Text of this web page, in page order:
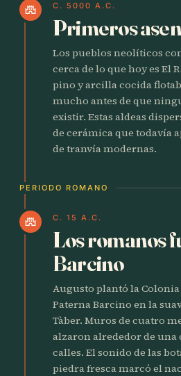
castle C. 5000 A.C.
Primeros
Los pueblos neolíticos
cerca de lo que hoy es El
pino y arcilla cocida
mucho antes de que
existir. Estas aldeas
de cerámica que todavía
de tranvía modernas.
PERIODO ROMANO
castle C. 15 A.C.
Los romanos
Barcino
Augusto plantó la
Paterna Barcino en la
Tàber. Muros de cuatro
alzaron alrededor de
calles. El sonido de las
piedra fresca marcó el